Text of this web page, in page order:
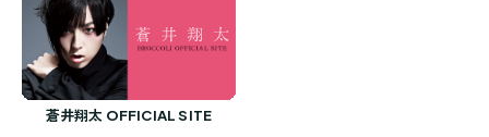
蒼井翔太 OFFICIAL SITE